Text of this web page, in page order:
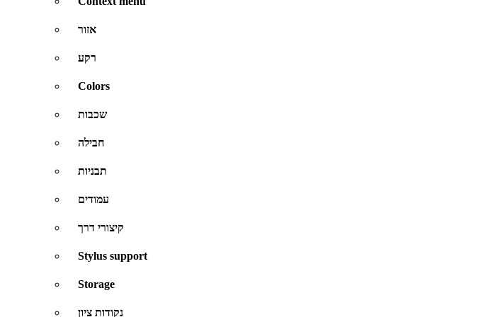
אזור
רקע
Colors
שכבות
חבילה
תבניות
עמודים
קיצורי דרך
Stylus support
Storage
נקודות ציון